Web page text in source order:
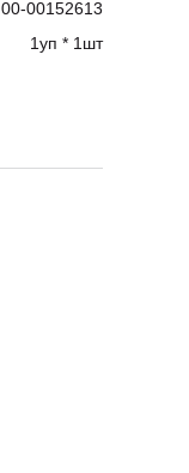
00-00152613
1уп * 1шт